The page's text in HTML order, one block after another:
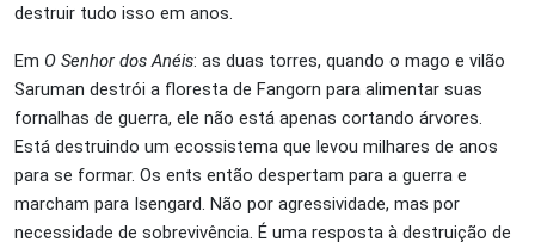
destruir tudo isso em anos.
Em O Senhor dos Anéis: as duas torres, quando o mago e vilão
Saruman destrói a floresta de Fangorn para alimentar suas
fornalhas de guerra, ele não está apenas cortando árvores.
Está destruindo um ecossistema que levou milhares de anos
para se formar. Os ents então despertam para a guerra e
marcham para Isengard. Não por agressividade, mas por
necessidade de sobrevivência. É uma resposta à destruição de